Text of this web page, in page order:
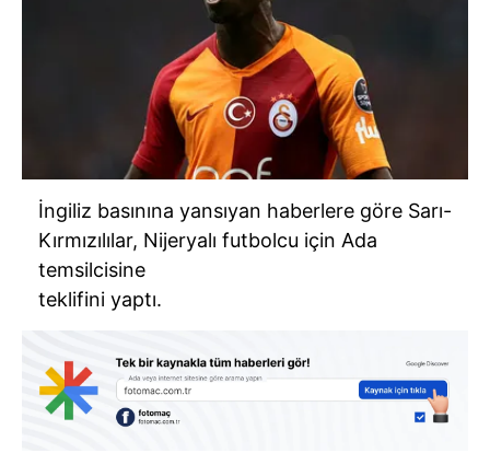
İngiliz basınına yansıyan haberlere göre Sarı-
Kırmızılılar, Nijeryalı futbolcu için Ada
temsilcisine
teklifini yaptı.